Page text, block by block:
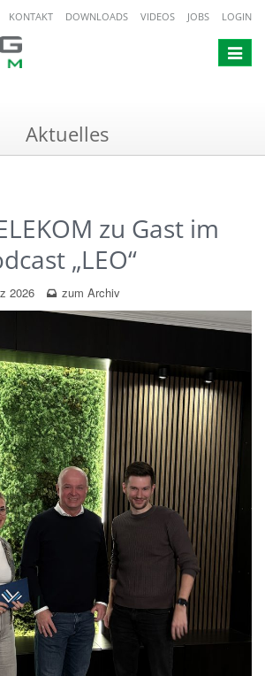
KONTAKT DOWNLOADS VIDEOS JOBS LOGIN
Toggle
Aktuelles
zu Gast im
„LEO“
2026 zum Archiv